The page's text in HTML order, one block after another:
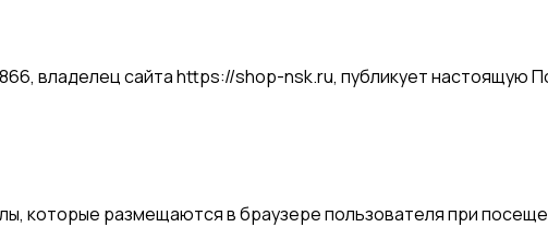
владелец сайтаhttps://shop-nsk.ru, публикует настоящую
которые размещаются в браузере пользователя при